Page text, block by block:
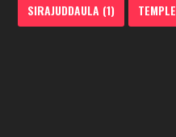
SIRAJUDDAULA (1) TEMPLE